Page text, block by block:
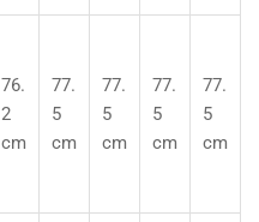
76.
2
cm
77.
5
cm
77.
5
cm
77.
5
cm
77.
5
cm